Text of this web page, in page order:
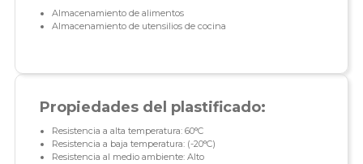
Almacenamiento de alimentos
Almacenamiento de utensilios de cocina
Propiedades del plastificado:
Resistencia a alta temperatura: 60°C
Resistencia a baja temperatura: (-20°C)
Resistencia al medio ambiente: Alto